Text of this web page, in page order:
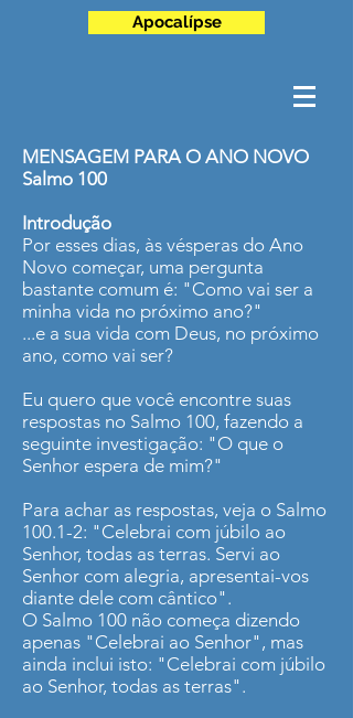
Apocalípse
MENSAGEM PARA O ANO NOVO
Salmo 100
Introdução
Por esses dias, às vésperas do Ano
Novo começar, uma pergunta
bastante comum é: "Como vai ser a
minha vida no próximo ano?"
...e a sua vida com Deus, no próximo
ano, como vai ser?
Eu quero que você encontre suas
respostas no Salmo 100, fazendo a
seguinte investigação: "O que o
Senhor espera de mim?"
Para achar as respostas, veja o Salmo
100.1-2: "Celebrai com júbilo ao
Senhor, todas as terras. Servi ao
Senhor com alegria, apresentai-vos
diante dele com cântico".
O Salmo 100 não começa dizendo
apenas "Celebrai ao Senhor", mas
ainda inclui isto: "Celebrai com júbilo
ao Senhor, todas as terras".